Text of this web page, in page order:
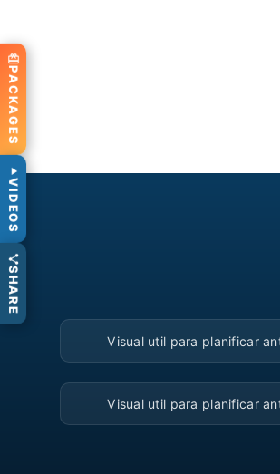
▶
Visual util para planificar
▶
Visual util para planificar
PACKAGES
VIDEOS
SHARE